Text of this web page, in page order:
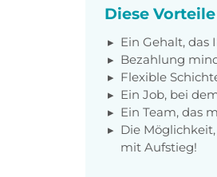
Diese
Ein Gehalt, das
Bezahlung
Flexible
Ein Job, bei
Ein Team, das
Die
mit Aufstieg!